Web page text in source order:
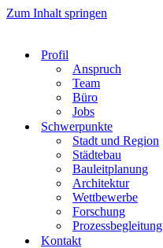
Zum Inhalt springen
Profil
Anspruch
Team
Büro
Jobs
Schwerpunkte
Stadt und Region
Städtebau
Bauleitplanung
Architektur
Wettbewerbe
Forschung
Prozessbegleitung
Kontakt